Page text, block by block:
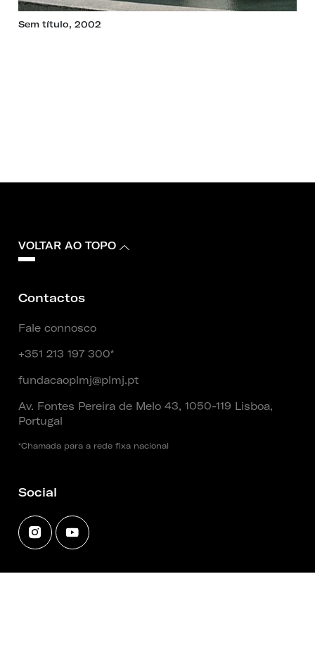
Sem título, 2002
VOLTAR AO TOPO
Contactos
Fale connosco
+351 213 197 300*
fundacaoplmj@plmj.pt
Av. Fontes Pereira de Melo 43, 1050-119 Lisboa,
Portugal
*Chamada para a rede fixa nacional
Social